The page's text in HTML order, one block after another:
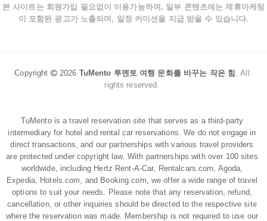
본 사이트는 회원가입 필요없이 이용가능하며, 일부 콘텐츠에는 제휴마케팅
이 포함된 광고가 노출되며, 일정 커미션을 지급 받을 수 있습니다.
Copyright 2026 TuMento 투멘토 여행 문화를 바꾸는 작은 힘 .All
rights reserved.
TuMento is a travel reservation site that serves as a third-party
intermediary for hotel and rental car reservations. We do not engage in
direct transactions, and our partnerships with various travel providers
are protected under copyright law. With partnerships with over 100 sites
worldwide, including Hertz Rent-A-Car, Rentalcars.com, Agoda,
Expedia, Hotels.com, and Booking.com, we offer a wide range of travel
options to suit your needs. Please note that any reservation, refund,
cancellation, or other inquiries should be directed to the respective site
where the reservation was made. Membership is not required to use our